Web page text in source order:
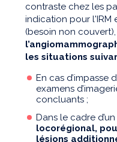
contraste chez les
indication pour l'IRM
(besoin non couvert),
les situations
En cas d’impasse
examens
concluants ;
Dans le cadre d’un
locorégional,
lésions